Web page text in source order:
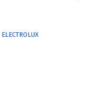
ELECTROLUX